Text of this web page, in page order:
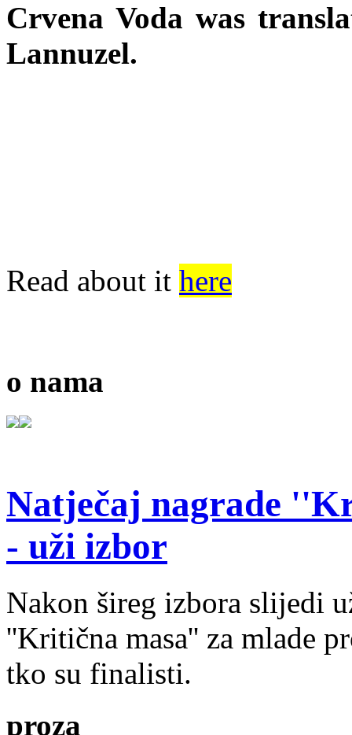
Crvena Voda was
Lannuzel.
Read about it here
o nama
Natječaj nagrade
- uži izbor
Nakon šireg izbora slijedi
''Kritična masa'' za mlade
tko su finalisti.
proza